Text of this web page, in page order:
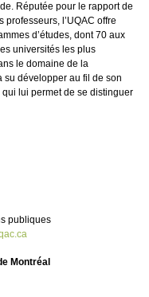
Réputée pour le rapport de
l’UQAC offre
d’études, dont 70 aux
universités les plus
le domaine de la
su développer au fil de son
lui permet de se distinguer
publiques
Montréal